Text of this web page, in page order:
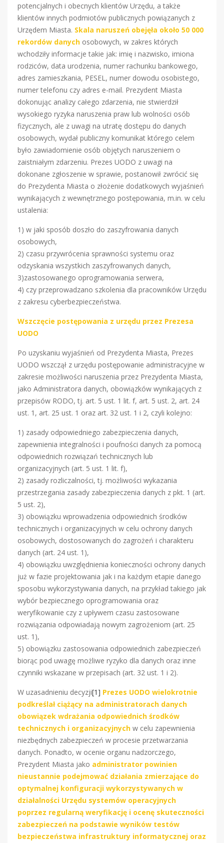
potencjalnych i obecnych klientów Urzędu, a także
klientów innych podmiotów publicznych powiązanych z
Urzędem Miasta. Skala naruszeń obejęła około 50 000
rekordów danych osobowych, w zakres których
wchodziły informacje takie jak: imię i nazwisko, imiona
rodziców, data urodzenia, numer rachunku bankowego,
adres zamieszkania, PESEL, numer dowodu osobistego,
numer telefonu czy adres e-mail. Prezydent Miasta
dokonując analizy całego zdarzenia, nie stwierdził
wysokiego ryzyka naruszenia praw lub wolności osób
fizycznych, ale z uwagi na utratę dostępu do danych
osobowych, wydał publiczny komunikat którego celem
było zawiadomienie osób objętych naruszeniem o
zaistniałym zdarzeniu. Prezes UODO z uwagi na
dokonane zgłoszenie w sprawie, postanowił zwrócić się
do Prezydenta Miasta o złożenie dodatkowych wyjaśnień
wynikających z wewnętrznego postępowania, m.in. w celu
ustalenia:
1) w jaki sposób doszło do zaszyfrowania danych
osobowych,
2) czasu przywrócenia sprawności systemu oraz
odzyskania wszystkich zaszyfrowanych danych,
3)zastosowanego oprogramowania serwera,
4) czy przeprowadzano szkolenia dla pracowników Urzędu
z zakresu cyberbezpieczeństwa.
Wszczęcie postępowania z urzędu przez Prezesa
UODO
Po uzyskaniu wyjaśnień od Prezydenta Miasta, Prezes
UODO wszczął z urzędu postępowanie administracyjne w
zakresie możliwości naruszenia przez Prezydenta Miasta,
jako Administratora danych, obowiązków wynikających z
przepisów RODO, tj. art. 5 ust. 1 lit. f, art. 5 ust. 2, art. 24
ust. 1, art. 25 ust. 1 oraz art. 32 ust. 1 i 2, czyli kolejno:
1) zasady odpowiedniego zabezpieczenia danych,
zapewnienia integralności i poufności danych za pomocą
odpowiednich rozwiązań technicznych lub
organizacyjnych (art. 5 ust. 1 lit. f),
2) zasady rozliczalności, tj. możliwości wykazania
przestrzegania zasady zabezpieczenia danych z pkt. 1 (art.
5 ust. 2),
3) obowiązku wprowadzenia odpowiednich środków
technicznych i organizacyjnych w celu ochrony danych
osobowych, dostosowanych do zagrożeń i charakteru
danych (art. 24 ust. 1),
4) obowiązku uwzględnienia konieczności ochrony danych
już w fazie projektowania jak i na każdym etapie danego
sposobu wykorzystywania danych, na przykład takiego jak
wybór bezpiecznego oprogramowania oraz
weryfikowanie czy z upływem czasu zastosowane
rozwiązania odpowiadają nowym zagrożeniom (art. 25
ust. 1),
5) obowiązku zastosowania odpowiednich zabezpieczeń
biorąc pod uwagę możliwe ryzyko dla danych oraz inne
czynniki wskazane w przepisach (art. 32 ust. 1 i 2).
W uzasadnieniu decyzji[1] Prezes UODO wielokrotnie
podkreślał ciążący na administratorach danych
obowiązek wdrażania odpowiednich środków
technicznych i organizacyjnych w celu zapewnienia
niezbędnych zabezpieczeń w procesie przetwarzania
danych. Ponadto, w ocenie organu nadzorczego,
Prezydent Miasta jako administrator powinien
nieustannie podejmować działania zmierzające do
optymalnej konfiguracji wykorzystywanych w
działalności Urzędu systemów operacyjnych
poprzez regularną weryfikację i ocenę skuteczności
zabezpieczeń na podstawie wyników testów
bezpieczeństwa infrastruktury informatycznej oraz